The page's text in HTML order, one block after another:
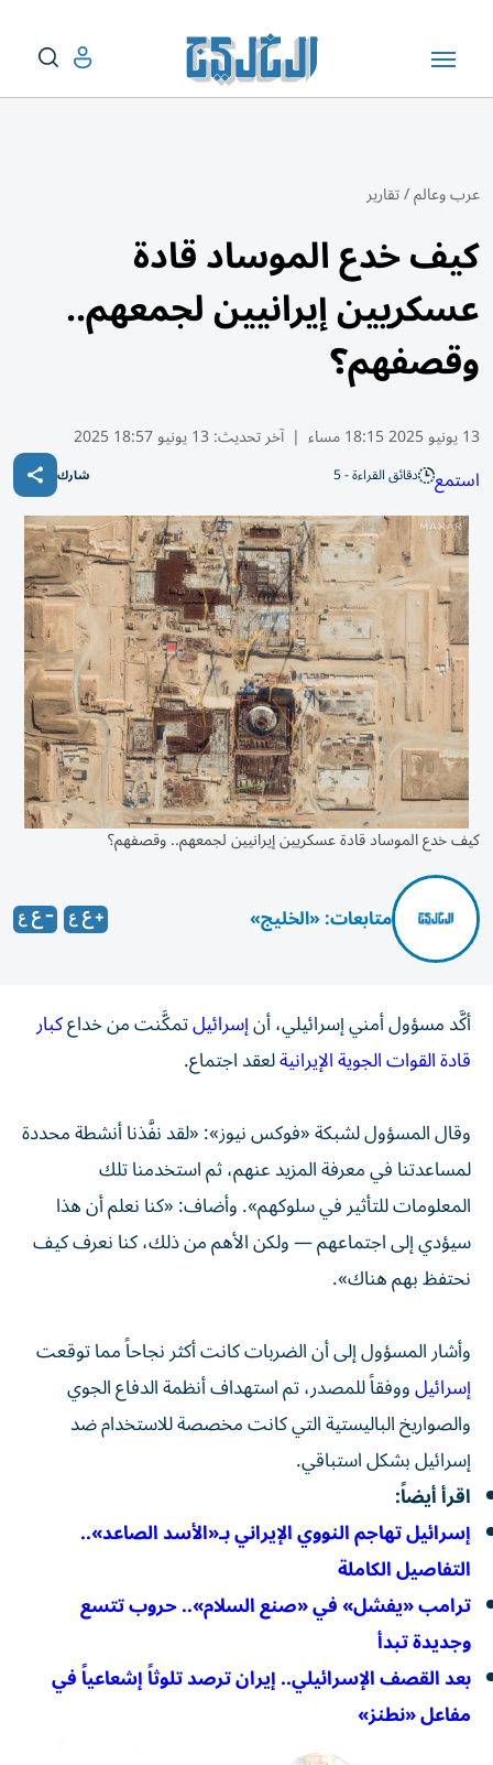
عرب وعالم/تقارير
كيف خدع الموساد قادة
عسكريين إيرانيين لجمعهم..
وقصفهم؟
13 يونيو 2025 18:15 مساء | آخر تحديث: 13 يونيو 18:57 2025
استمع دقائق القراءة - 5 شارك
كيف خدع الموساد قادة عسكريين إيرانيين لجمعهم.. وقصفهم؟
متابعات: «الخليج»
أكَّد مسؤول أمني إسرائيلي، أنإسرائيلتمكَّنت من خداعكبار
قادة القوات الجوية الإيرانيةلعقد اجتماع.
وقال المسؤول لشبكة «فوكس نيوز»: «لقد نفَّذنا أنشطة محددة
لمساعدتنا في معرفة المزيد عنهم، ثم استخدمنا تلك
المعلومات للتأثير في سلوكهم». وأضاف: «كنا نعلم أن هذا
سيؤدي إلى اجتماعهم — ولكن الأهم من ذلك، كنا نعرف كيف
نحتفظ بهم هناك».
وأشار المسؤول إلى أن الضربات كانت أكثر نجاحاً مما توقعت
إسرائيلووفقاً للمصدر، تم استهداف أنظمة الدفاع الجوي
والصواريخ الباليستية التي كانت مخصصة للاستخدام ضد
إسرائيل بشكل استباقي.
اقرأ أيضاً:
إسرائيل تهاجم النووي الإيراني بـ«الأسد الصاعد»..
التفاصيل الكاملة
ترامب «يفشل» في «صنع السلام».. حروب تتسع
وجديدة تبدأ
بعد القصف الإسرائيلي.. إيران ترصد تلوثاً إشعاعياً في
مفاعل «نطنز»